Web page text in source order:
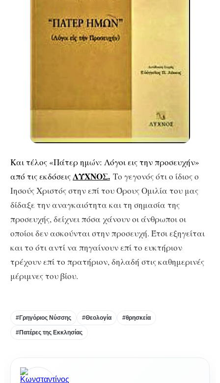
Και τέλος «Πάτερ ημών: Λόγοι εις την προσευχήν»
από τις εκδόσειςΛΥΧΝΟΣ. Το γεγονός ότι ο ίδιος ο
Ιησούς Χριστός στην επί του Όρους Ομιλία του μας
δίδαξε την αναγκαιότητα και τη σημασία της
προσευχής, δείχνει πόσα χάνουν οι άνθρωποι οι
οποίοι δεν ασκούνται στην προσευχή. Έτσι εξηγείται
και το ότι αντί να πηγαίνουν επί το ευκτήριον
τρέχουν επί το πρατήριον, δηλαδή στις καθημερινές
μέριμνες του βίου.
#Γρηγόριος Νύσσης #Θεολογία #θρησκεία
#Πατέρες της Εκκλησίας